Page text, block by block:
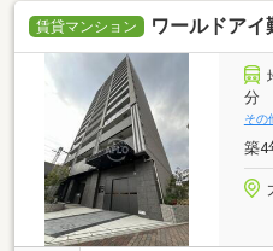
賃貸マンション ワールドアイ
分
その
築4